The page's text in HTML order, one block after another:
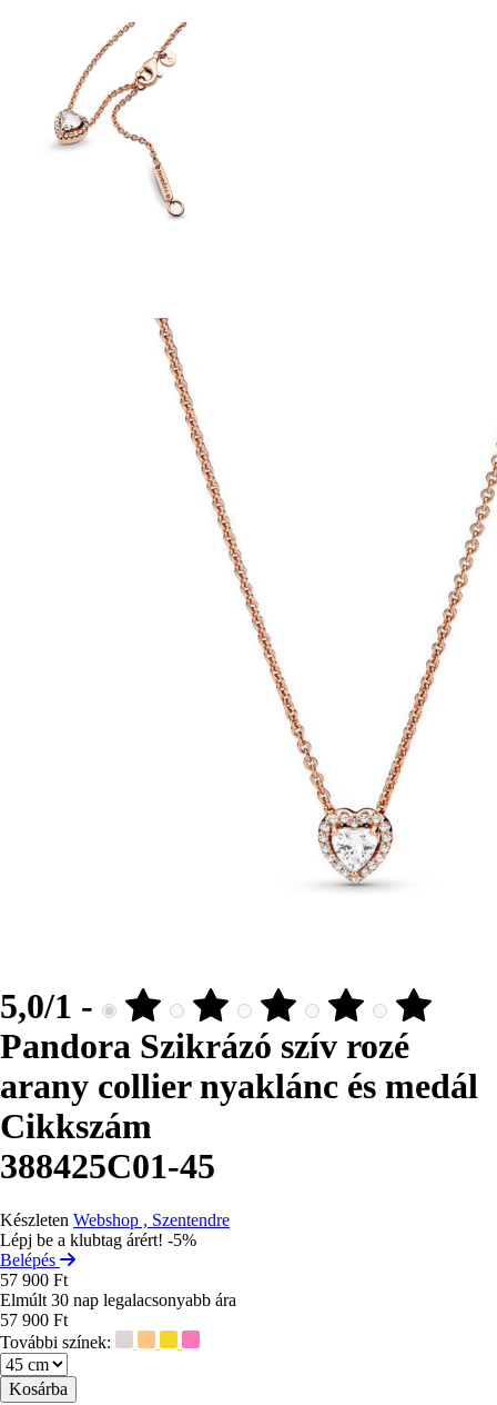
5,0/1 -
Pandora Szikrázó szív rozé
arany collier nyaklánc és medál
Cikkszám
388425C01-45
Készleten Webshop , Szentendre
Lépj be a klubtag árért! -5%
Belépés
57 900 Ft
Elmúlt 30 nap legalacsonyabb ára
57 900 Ft
További színek:
Méret